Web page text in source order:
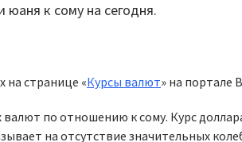
юаня к сому на сегодня.
на странице «Курсы валют» на портале
по отношению к сому. Курс
на отсутствие значительных